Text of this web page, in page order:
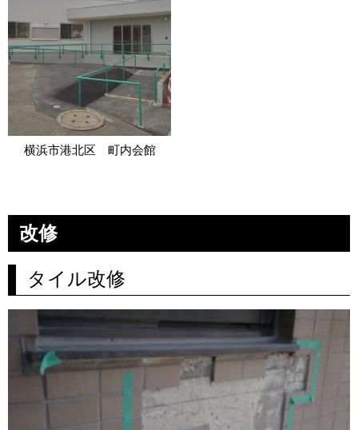
横浜市港北区 町内会館
改修
タイル改修